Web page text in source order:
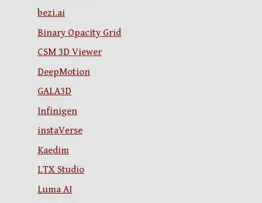
bezi.ai
Binary Opacity Grid
CSM 3D Viewer
DeepMotion
GALA3D
Infinigen
instaVerse
Kaedim
LTX Studio
Luma AI